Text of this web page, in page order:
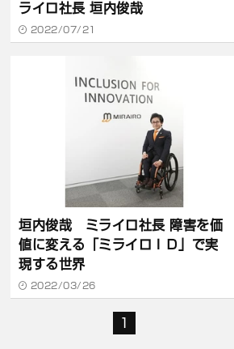
ライロ社長 垣内俊哉
2022/07/21
垣内俊哉 ミライロ社長 障害を価
値に変える「ミライロＩＤ」で実
現する世界
2022/03/26
1